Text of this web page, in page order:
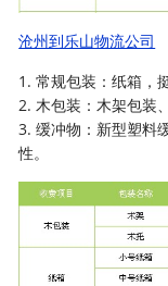
沧州到乐山物流公司
1. 常规包装：纸箱，
2. 木包装：木架包装
3. 缓冲物：新型塑料
性。